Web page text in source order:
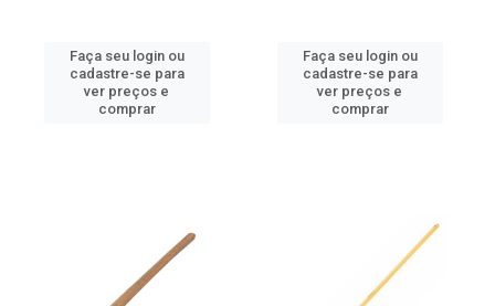
Faça seu login ou
cadastre-se para
ver preços e
comprar
Faça seu login ou
cadastre-se para
ver preços e
comprar